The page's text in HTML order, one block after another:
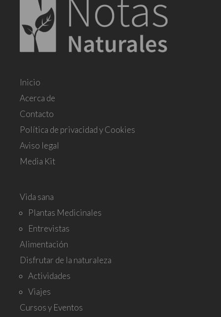
Inicio
Acerca de
Contacto
Política de privacidad y Cookies
Aviso legal
Media Kit
Vida sana
Plantas Medicinales
Entrevistas
Alimentación
Disfrutar de la naturaleza
Actividades
Viajes
Cursos y Eventos